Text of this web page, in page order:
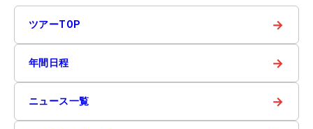
ツアーTOP →
年間日程 →
ニュース一覧 →